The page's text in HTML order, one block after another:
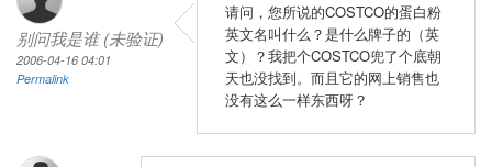
别问我是谁 (未验证)
2006-04-16 04:01
Permalink
请问，您所说的COSTCO的蛋白粉
英文名叫什么？是什么牌子的（英
文）？我把个COSTCO兜了个底朝
天也没找到。而且它的网上销售也
没有这么一样东西呀？